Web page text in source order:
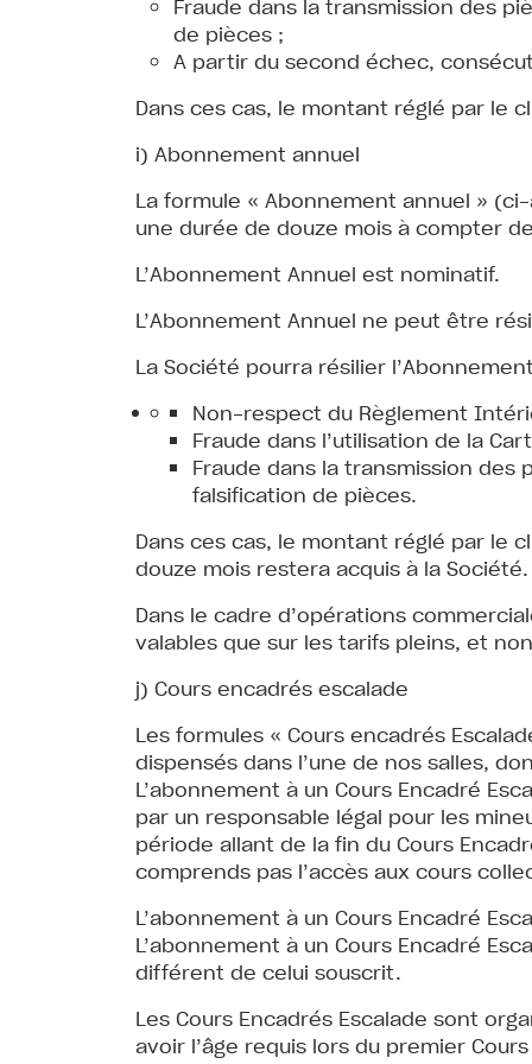
Fraude dans la transmission des
de pièces ;
A partir du second échec,
Dans ces cas, le montant réglé par le
i) Abonnement annuel
La formule « Abonnement annuel »
une durée de douze mois à compter
L’Abonnement Annuel est nominatif.
L’Abonnement Annuel ne peut être
La Société pourra résilier
Non-respect du Règlement
Fraude dans l’utilisation de la
Fraude dans la transmission
falsification de pièces.
Dans ces cas, le montant réglé par le
douze mois restera acquis à la Société.
Dans le cadre d’opérations
valables que sur les tarifs pleins, et
j) Cours encadrés escalade
Les formules « Cours encadrés
dispensés dans l’une de nos salles,
L’abonnement à un Cours Encadré
par un responsable légal pour les
période allant de la fin du Cours
comprends pas l’accès aux cours
L’abonnement à un Cours Encadré
L’abonnement à un Cours Encadré
différent de celui souscrit.
Les Cours Encadrés Escalade sont
avoir l’âge requis lors du premier